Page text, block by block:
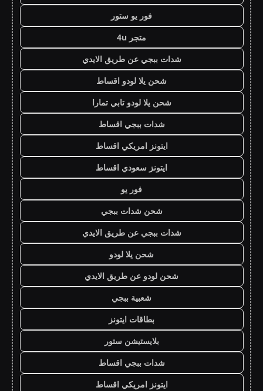
فور يو ستور
متجر 4u
شدات ببجي عن طريق الايدي
شحن يلا لودو اقساط
شحن يلا لودو تابي تمارا
شدات ببجي اقساط
ايتونز امريكي اقساط
ايتونز سعودي اقساط
فور يو
شحن شدات ببجي
شدات ببجي عن طريق الايدي
شحن يلا لودو
شحن لودو عن طريق الايدي
شعبية ببجي
بطاقات ايتونز
بلايستيشن ستور
شدات ببجي اقساط
ايتونز امريكي اقساط